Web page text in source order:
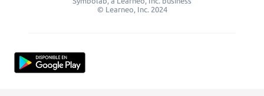
© Learneo, Inc. 2024